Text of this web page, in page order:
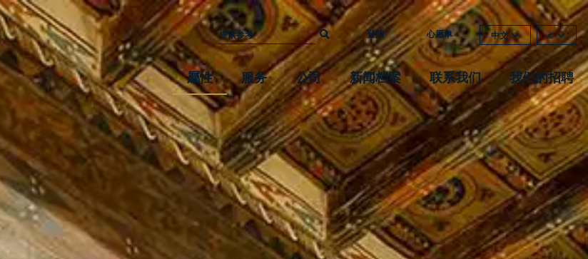
登陆 心愿单 中文 €
屬性 服务 公司 新闻档案 联系我们 我们的招聘